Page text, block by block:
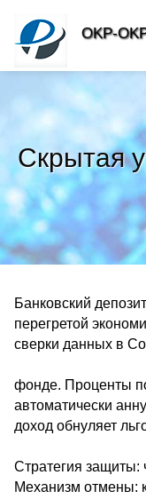
Скрытая
Банковский
перегретой
сверки данных в
фонде. Проценты
автоматически
доход обнуляет
Стратегия защиты:
Механизм отмены:
OKP-